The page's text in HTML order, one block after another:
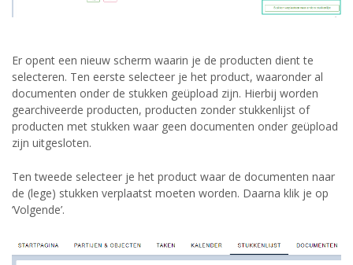
Er opent een nieuw scherm waarin je de producten dient te
selecteren. Ten eerste selecteer je het product, waaronder al
documenten onder de stukken geüpload zijn. Hierbij worden
gearchiveerde producten, producten zonder stukkenlijst of
producten met stukken waar geen documenten onder geüpload
zijn uitgesloten.
Ten tweede selecteer je het product waar de documenten naar
de (lege) stukken verplaatst moeten worden. Daarna klik je op
‘Volgende’.